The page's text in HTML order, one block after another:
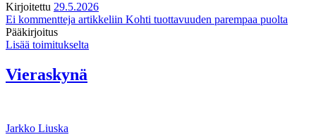
Kirjoitettu 29.5.2026
Ei kommentteja artikkeliin Kohti tuottavuuden parempaa puolta
Pääkirjoitus
Lisää toimitukselta
Vieraskynä
Jarkko Liuska